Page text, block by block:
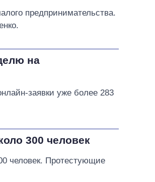
предпринимательства.
на
заявки уже более 283
300 человек
человек. Протестующие